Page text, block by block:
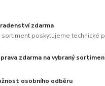
zdarma
sortiment poskytujeme technické
zdarma na vybraný
osobního odběru